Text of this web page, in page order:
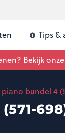
Tips &
Bekijk
bundel 4